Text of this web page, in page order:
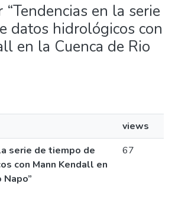
en la serie
datos hidrológicos con
en la Cuenca de Rio
views
serie de tiempo de
con Mann Kendall en
Napo”
67